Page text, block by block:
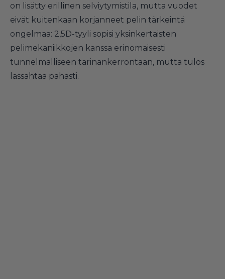
on lisätty erillinen selviytymistila, mutta vuodet
eivät kuitenkaan korjanneet pelin tärkeintä
ongelmaa: 2,5D-tyyli sopisi yksinkertaisten
pelimekaniikkojen kanssa erinomaisesti
tunnelmalliseen tarinankerrontaan, mutta tulos
lässähtää pahasti.